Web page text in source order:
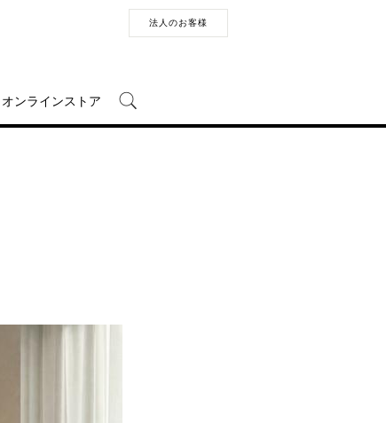
法人のお客様
オンラインストア